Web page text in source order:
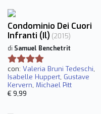
Condominio Dei Cuori
Infranti (Il) (2015)
di Samuel Benchetrit
con: Valeria Bruni Tedeschi,
Isabelle Huppert, Gustave
Kervern, Michael Pitt
€ 9,99